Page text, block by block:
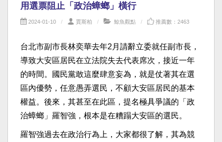
用選票阻止「政治蟑螂」橫行
2024-01-10 賈斯柏 鯨魚觀點 推薦數：2463
台北市副市長林奕華去年2月請辭立委就任副市長，
導致大安區居民在立法院失去代表席次，接近一年
的時間。國民黨敢這麼肆意妄為，就是仗著其在選
區內優勢，任意愚弄選民，不顧大安區居民的基本
權益。後來，其甚至在此區，提名極具爭議的「政
治蟑螂」羅智強，根本是在糟蹋大安區的選民。
羅智強過去在政治行為上，大家都很了解，其為競